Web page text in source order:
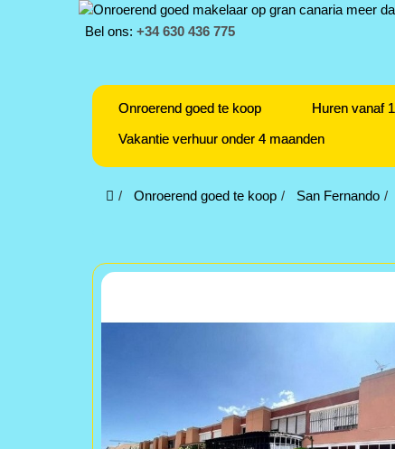
Bel ons: +34 630 436 775
Onroerend goed te koop Huren vanaf
Vakantie verhuur onder 4 maanden
Onroerend goed te koop San Fernando